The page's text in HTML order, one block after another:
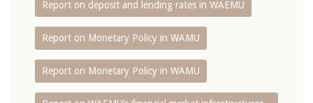
Report on deposit and lending rates in WAEMU
Report on Monetary Policy in WAMU
Report on Monetary Policy in WAMU